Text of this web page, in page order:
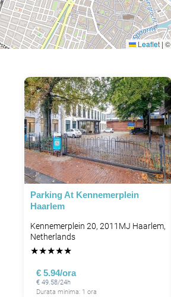
P
Leaflet | ©
Parking At Kennemerplein
Haarlem
Kennemerplein 20, 2011MJ Haarlem,
Netherlands
★★★★★
€ 5.94/ora
€ 49.58/24h
Durata minima: 1 ora